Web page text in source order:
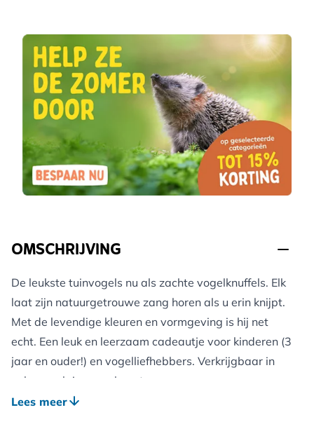
OMSCHRIJVING
De leukste tuinvogels nu als zachte vogelknuffels. Elk
laat zijn natuurgetrouwe zang horen als u erin knijpt.
Met de levendige kleuren en vormgeving is hij net
echt. Een leuk en leerzaam cadeautje voor kinderen (3
jaar en ouder!) en vogelliefhebbers. Verkrijgbaar in
vele populaire vogelsoorten.
De vogelknuffels zijn gemaakt van polyester en de
Lees meer